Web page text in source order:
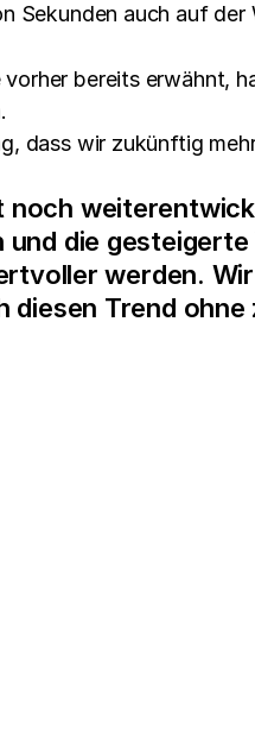
Sekunden auch auf der
bereits erwähnt,
dass wir zukünftig
die
werden.
Trend ohne